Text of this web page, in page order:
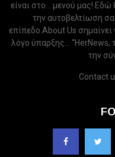
είναι στο... μενού μας! Εδώ
την αυτοβελτίωση
επίπεδο.About Us
λόγο ύπαρξης... “HerNews,
την
Contact